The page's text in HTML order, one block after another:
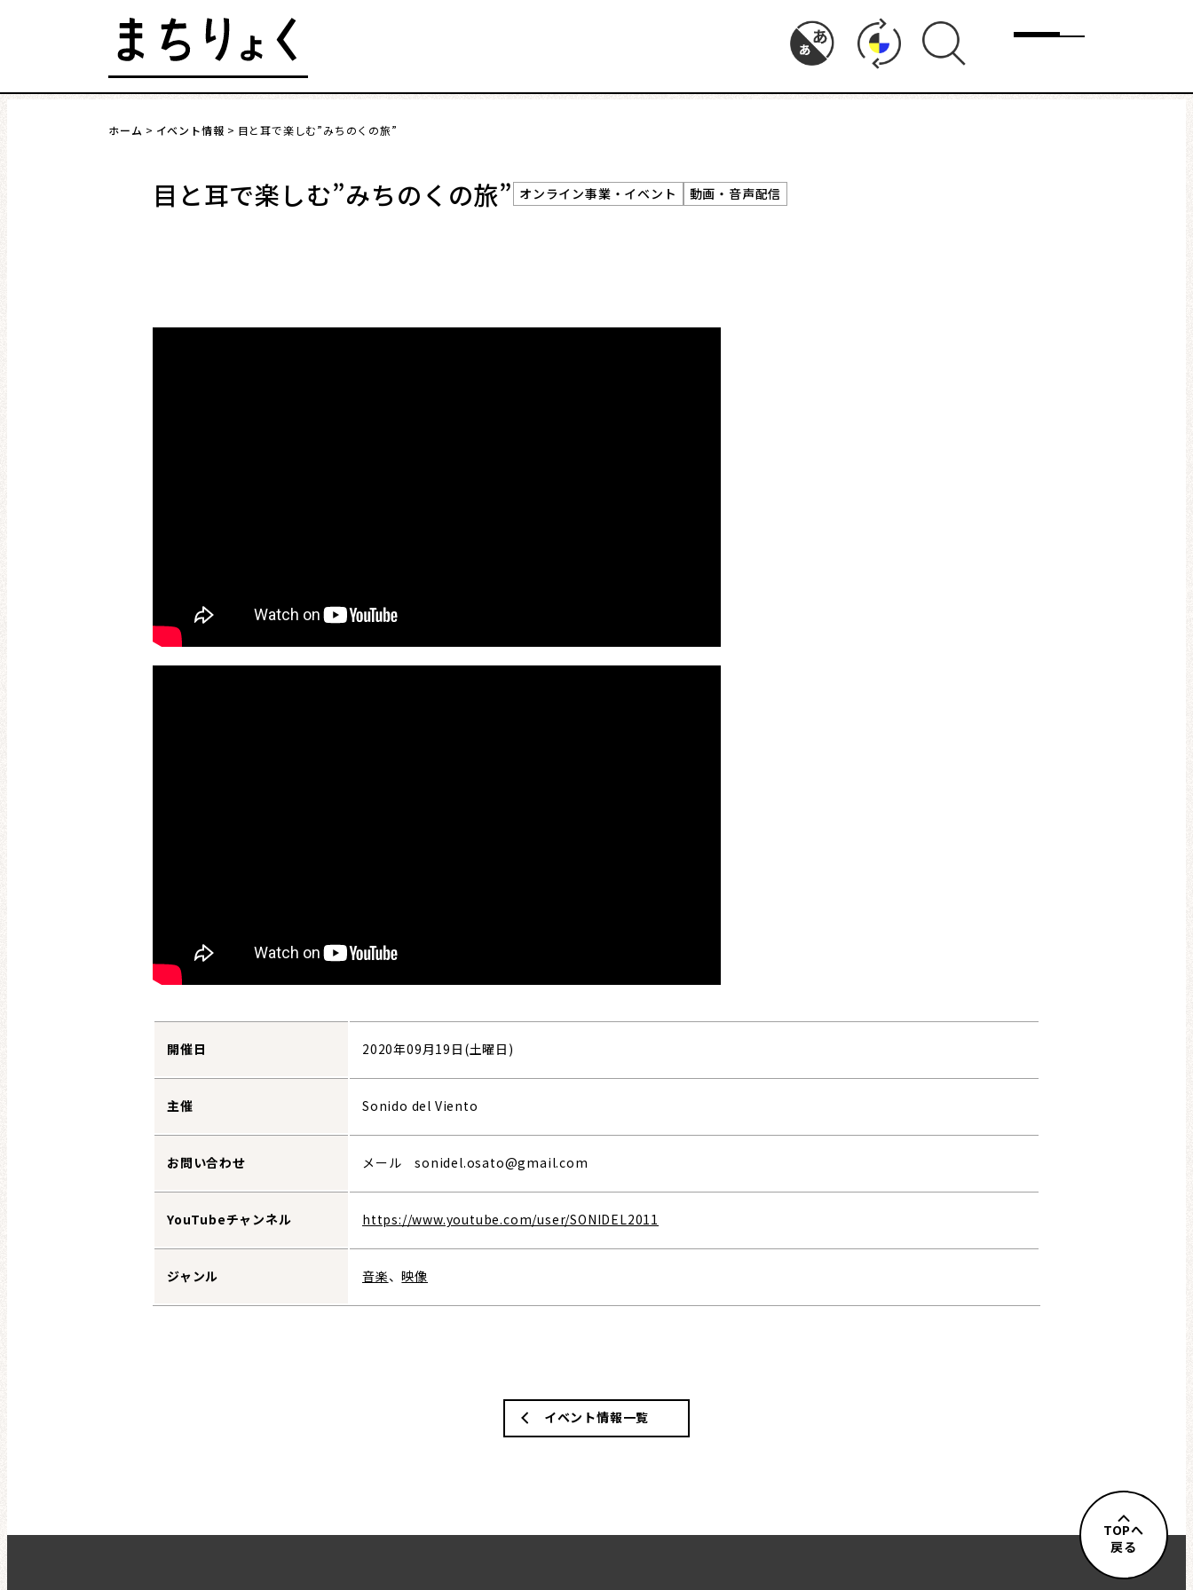
メニュー
まちを語る イベント情報 特集
ホーム
イベント情報 目と耳で楽しむ”みちのくの旅”
目と耳で楽しむ”みちのくの旅” オンライン事業・イベント 動画・音声配信
開催日 2020年09月19日(土曜日)
主催 Sonido del Viento
お問い合わせ メール sonidel.osato@gmail.com
YouTubeチャンネル https://www.youtube.com/user/SONIDEL2011
ジャンル 音楽、映像
イベント情報一覧
TOPへ
戻る